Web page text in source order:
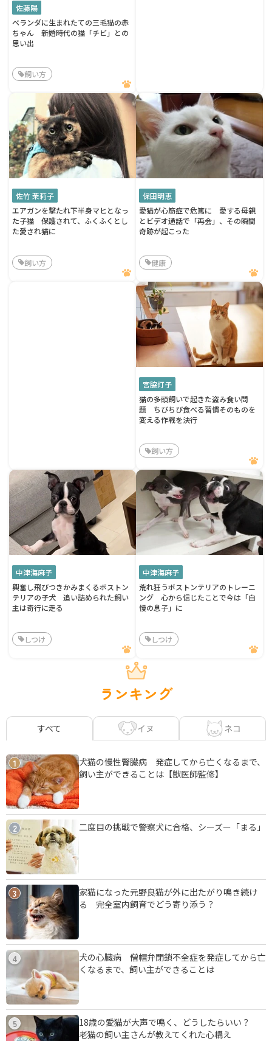
佐藤陽
ベランダに生まれたての三毛猫の赤
ちゃん 新婚時代の猫「チビ」との
思い出
飼い方
佐竹 茉莉子
エアガンを撃たれ下半身マヒとなっ
た子猫 保護されて、ふくふくとし
た愛され猫に
飼い方
保田明恵
愛猫が心筋症で危篤に 愛する母親
とビデオ通話で「再会」、その瞬間
奇跡が起こった
健康
宮脇灯子
猫の多頭飼いで起きた盗み食い問
題 ちびちび食べる習慣そのものを
変える作戦を決行
飼い方
中津海麻子
興奮し飛びつきかみまくるボストン
テリアの子犬 追い詰められた飼い
主は奇行に走る
しつけ
中津海麻子
荒れ狂うボストンテリアのトレーニ
ング 心から信じたことで今は「自
慢の息子」に
しつけ
ランキング
すべて イヌ ネコ
1
犬猫の慢性腎臓病 発症してから亡くなるまで、
飼い主ができることは【獣医師監修】
2 二度目の挑戦で警察犬に合格、シーズー「まる」
3
家猫になった元野良猫が外に出たがり鳴き続け
る 完全室内飼育でどう寄り添う？
4
犬の心臓病 僧帽弁閉鎖不全症を発症してから亡
くなるまで、飼い主ができることは
5
18歳の愛猫が大声で鳴く、どうしたらいい？
老猫の飼い主さんが教えてくれた心構え